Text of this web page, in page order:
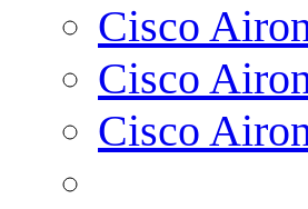
Cisco
Cisco
Cisco